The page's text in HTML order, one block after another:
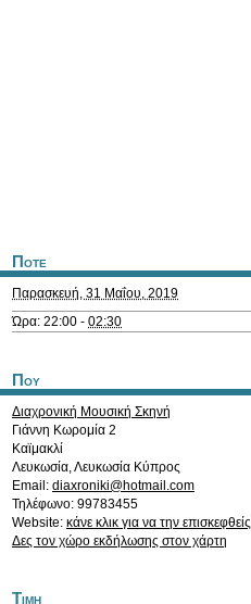
Ποτε
Παρασκευή, 31 Μαΐου, 2019
Ώρα: 22:00 - 02:30
Που
Διαχρονική Μουσική Σκηνή
Γιάννη Κωρομία 2
Καϊμακλί
Λευκωσία,Λευκωσία Κύπρος
Email: diaxroniki@hotmail.com
Τηλέφωνο: 99783455
Website: κάνε κλικ για να την επισκεφθείς
Δες τον χώρο εκδήλωσης στον χάρτη
Τιμη